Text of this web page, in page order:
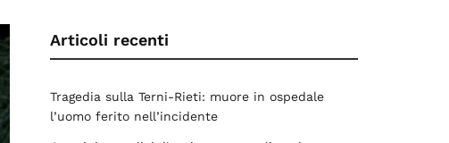
Articoli recenti
Tragedia sulla Terni-Rieti: muore in ospedale
l’uomo ferito nell’incidente